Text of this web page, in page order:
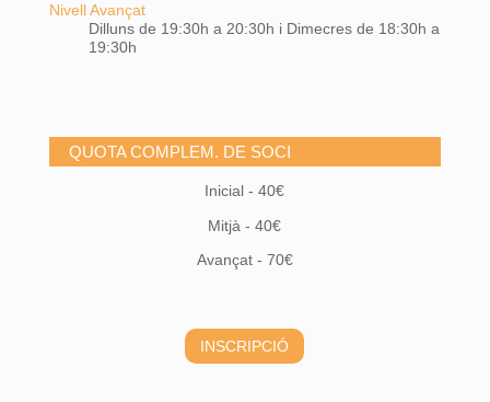
Nivell Avançat
Dilluns de 19:30h a 20:30h i Dimecres de 18:30h a
19:30h
QUOTA COMPLEM. DE SOCI
Inicial - 40€
Mitjà - 40€
Avançat - 70€
INSCRIPCIÓ